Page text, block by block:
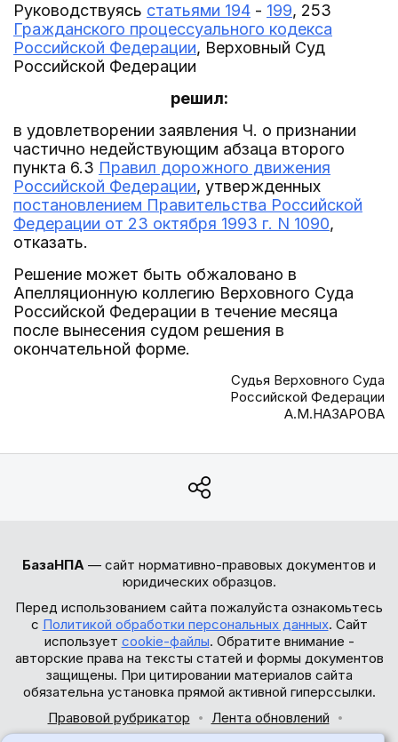
Руководствуясь статьями 194 - 199, 253
Гражданского процессуального кодекса
Российской Федерации, Верховный Суд
Российской Федерации
решил:
в удовлетворении заявления Ч. о признании
частично недействующим абзаца второго
пункта 6.3 Правил дорожного движения
Российской Федерации, утвержденных
постановлением Правительства Российской
Федерации от 23 октября 1993 г. N 1090,
отказать.
Решение может быть обжаловано в
Апелляционную коллегию Верховного Суда
Российской Федерации в течение месяца
после вынесения судом решения в
окончательной форме.
Судья Верховного Суда
Российской Федерации
А.М.НАЗАРОВА
БазаНПА — сайт нормативно-правовых документов и
юридических образцов.
Перед использованием сайта пожалуйста ознакомьтесь
с Политикой обработки персональных данных. Сайт
использует cookie-файлы. Обратите внимание -
авторские права на тексты статей и формы документов
защищены. При цитировании материалов сайта
обязательна установка прямой активной гиперссылки.
Правовой рубрикатор
Лента обновлений